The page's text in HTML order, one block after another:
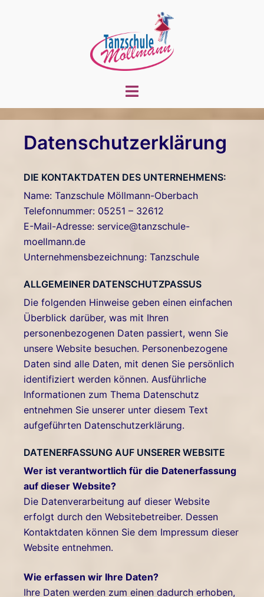
Menü
Datenschutzerklärung
DIE KONTAKTDATEN DES UNTERNEHMENS:
Name: Tanzschule Möllmann-Oberbach
Telefonnummer: 05251 – 32612
E-Mail-Adresse: service@tanzschule-
moellmann.de
Unternehmensbezeichnung: Tanzschule
ALLGEMEINER DATENSCHUTZPASSUS
Die folgenden Hinweise geben einen einfachen
Überblick darüber, was mit Ihren
personenbezogenen Daten passiert, wenn Sie
unsere Website besuchen. Personenbezogene
Daten sind alle Daten, mit denen Sie persönlich
identifiziert werden können. Ausführliche
Informationen zum Thema Datenschutz
entnehmen Sie unserer unter diesem Text
aufgeführten Datenschutzerklärung.
DATENERFASSUNG AUF UNSERER WEBSITE
Wer ist verantwortlich für die Datenerfassung
auf dieser Website?
Die Datenverarbeitung auf dieser Website
erfolgt durch den Websitebetreiber. Dessen
Kontaktdaten können Sie dem Impressum dieser
Website entnehmen.
Wie erfassen wir Ihre Daten?
Ihre Daten werden zum einen dadurch erhoben,